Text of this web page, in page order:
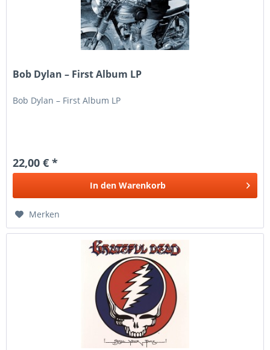
Bob Dylan – First Album LP
Bob Dylan – First Album LP
22,00 € *
In den Warenkorb
Merken